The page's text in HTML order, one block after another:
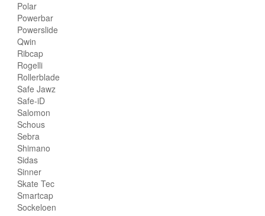
Polar
Powerbar
Powerslide
Qwin
Ribcap
Rogelli
Rollerblade
Safe Jawz
Safe-iD
Salomon
Schous
Sebra
Shimano
Sidas
Sinner
Skate Tec
Smartcap
Sockeloen